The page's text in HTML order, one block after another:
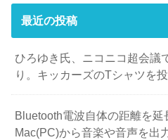
最近の投稿
ひろゆき氏、ニコニコ超会
り。キッカーズのTシャツを
Bluetooth電波自体の距離を延
Mac(PC)から音楽や音声を出